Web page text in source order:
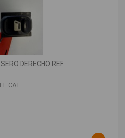
DERECHO REF
CAT